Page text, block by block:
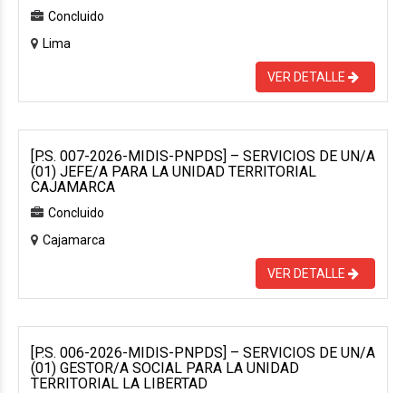
Concluido
Lima
VER DETALLE
[P.S. 007-2026-MIDIS-PNPDS] – SERVICIOS DE UN/A
(01) JEFE/A PARA LA UNIDAD TERRITORIAL
CAJAMARCA
Concluido
Cajamarca
VER DETALLE
[P.S. 006-2026-MIDIS-PNPDS] – SERVICIOS DE UN/A
(01) GESTOR/A SOCIAL PARA LA UNIDAD
TERRITORIAL LA LIBERTAD